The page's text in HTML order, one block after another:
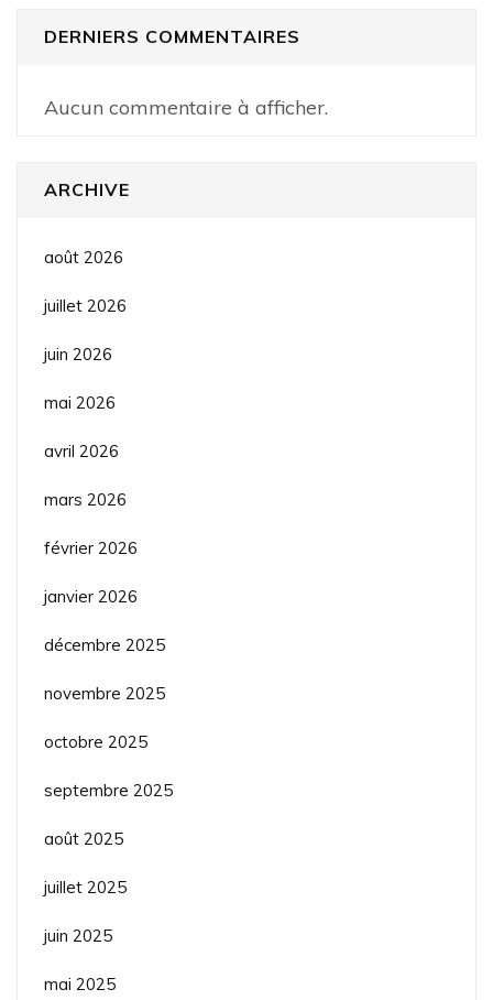
DERNIERS COMMENTAIRES
Aucun commentaire à afficher.
ARCHIVE
août 2026
juillet 2026
juin 2026
mai 2026
avril 2026
mars 2026
février 2026
janvier 2026
décembre 2025
novembre 2025
octobre 2025
septembre 2025
août 2025
juillet 2025
juin 2025
mai 2025